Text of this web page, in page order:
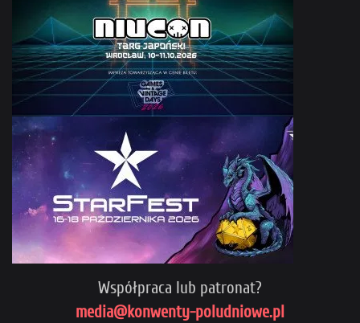
Współpraca lub patronat?
media@konwenty-poludniowe.pl